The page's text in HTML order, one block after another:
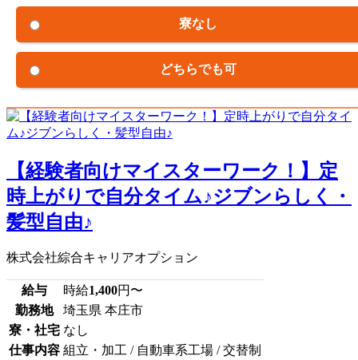
寮なし
どちらでも可
【経験者向けマイスターワーク！】定
時上がりで自分タイム♪ジブンらしく・
髪型自由♪
株式会社綜合キャリアオプション
給与 時給1,400円〜
勤務地
埼玉県 本庄市
寮・社宅 なし
仕事内容 組立・加工 / 自動車系工場 / 交替制